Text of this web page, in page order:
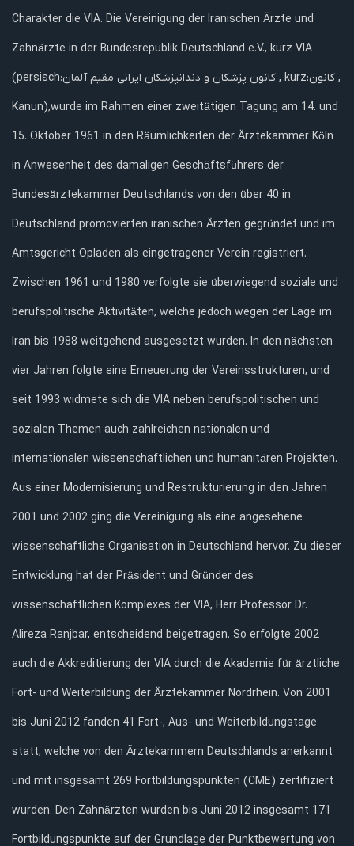
Charakter die VIA. Die Vereinigung der Iranischen Ärzte und
Zahnärzte in der Bundesrepublik Deutschland e.V., kurz VIA
(persisch:کانون پزشکان و دندانپزشکان ایرانی مقیم آلمان , kurz:کانون ,
Kanun),wurde im Rahmen einer zweitätigen Tagung am 14. und
15. Oktober 1961 in den Räumlichkeiten der Ärztekammer Köln
in Anwesenheit des damaligen Geschäftsführers der
Bundesärztekammer Deutschlands von den über 40 in
Deutschland promovierten iranischen Ärzten gegründet und im
Amtsgericht Opladen als eingetragener Verein registriert.
Zwischen 1961 und 1980 verfolgte sie überwiegend soziale und
berufspolitische Aktivitäten, welche jedoch wegen der Lage im
Iran bis 1988 weitgehend ausgesetzt wurden. In den nächsten
vier Jahren folgte eine Erneuerung der Vereinsstrukturen, und
seit 1993 widmete sich die VIA neben berufspolitischen und
sozialen Themen auch zahlreichen nationalen und
internationalen wissenschaftlichen und humanitären Projekten.
Aus einer Modernisierung und Restrukturierung in den Jahren
2001 und 2002 ging die Vereinigung als eine angesehene
wissenschaftliche Organisation in Deutschland hervor. Zu dieser
Entwicklung hat der Präsident und Gründer des
wissenschaftlichen Komplexes der VIA, Herr Professor Dr.
Alireza Ranjbar, entscheidend beigetragen. So erfolgte 2002
auch die Akkreditierung der VIA durch die Akademie für ärztliche
Fort- und Weiterbildung der Ärztekammer Nordrhein. Von 2001
bis Juni 2012 fanden 41 Fort-, Aus- und Weiterbildungstage
statt, welche von den Ärztekammern Deutschlands anerkannt
und mit insgesamt 269 Fortbildungspunkten (CME) zertifiziert
wurden. Den Zahnärzten wurden bis Juni 2012 insgesamt 171
Fortbildungspunkte auf der Grundlage der Punktbewertung von